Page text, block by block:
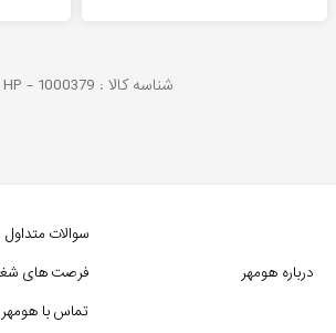
شناسه کالا : HP - 1000379
درباره هومهر
سوالات متداول
فرصت های
تماس با هومهر